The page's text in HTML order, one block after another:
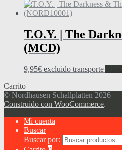
T.O.Y. | The
(MCD)
9,95€ excluido transporte
Carrito
© Nordhausen Schallplatten 2026
Construido con WooCommerce.
Mi cuenta
Buscar
Buscar por: